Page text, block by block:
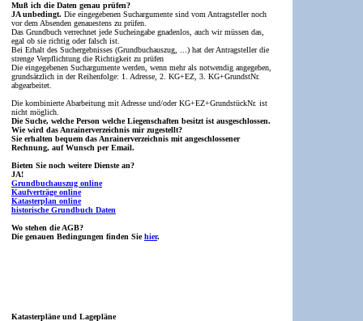
Muß ich die Daten genau prüfen?
JA unbedingt. Die eingegebenen Suchargumente sind vom Antragsteller noch
vor dem Absenden genauestens zu prüfen.
Das Grundbuch verrechnet jede Sucheingabe gnadenlos, auch wir müssen das,
egal ob sie richtig oder falsch ist.
Bei Erhalt des Suchergebnisses (Grundbuchauszug, ...) hat der Antragsteller die
strenge Verpflichtung die Richtigkeit zu prüfen
Die eingegebenen Suchargumente werden, wenn mehr als notwendig angegeben,
grundsätzlich in der Reihenfolge: 1. Adresse, 2. KG+EZ, 3. KG+GrundstNr.
abgearbeitet.
Die kombinierte Abarbeitung mit Adresse und/oder KG+EZ+GrundstückNr. ist
nicht möglich.
Die Suche, welche Person welche Liegenschaften besitzt ist ausgeschlossen.
Wie wird das Anrainerverzeichnis mir zugestellt?
Sie erhalten bequem das Anrainerverzeichnis mit angeschlossener
Rechnung, auf Wunsch per Email.
Bieten Sie noch weitere Dienste an?
JA!
Grundbuchauszug online
Kaufverträge online
Katasterplan online
historische Grundbuch Daten
Wo stehen die AGB?
Die genauen Bedingungen finden Siehier.
Katasterpläne und Lagepläne